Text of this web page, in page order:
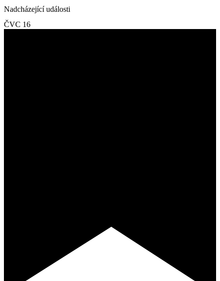
Nadcházející události
ČVC 16